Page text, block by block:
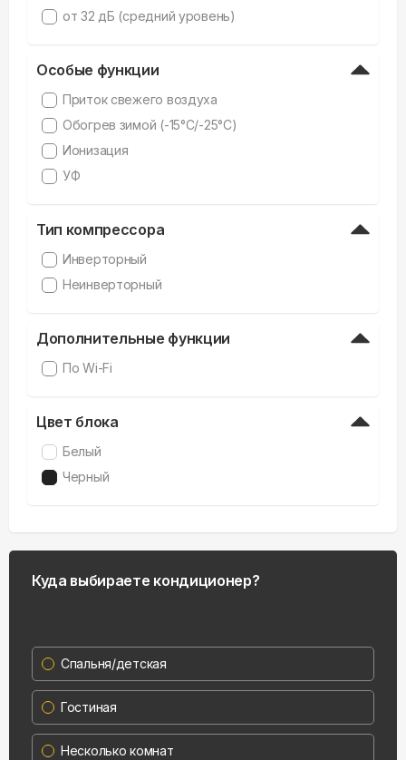
от 32 дБ (средний уровень)
Особые функции
Приток свежего воздуха
Обогрев зимой (-15°C/-25°C)
Ионизация
УФ
Тип компрессора
Инверторный
Неинверторный
Дополнительные функции
По Wi-Fi
Цвет блока
Белый
Черный
Куда выбираете кондиционер?
Спальня/детская
Гостиная
Несколько комнат